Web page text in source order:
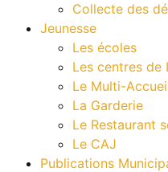
Collecte des
Jeunesse
Les écoles
Les centres de
Le Multi-
La Garderie
Le Restaurant
Le CAJ
Publications